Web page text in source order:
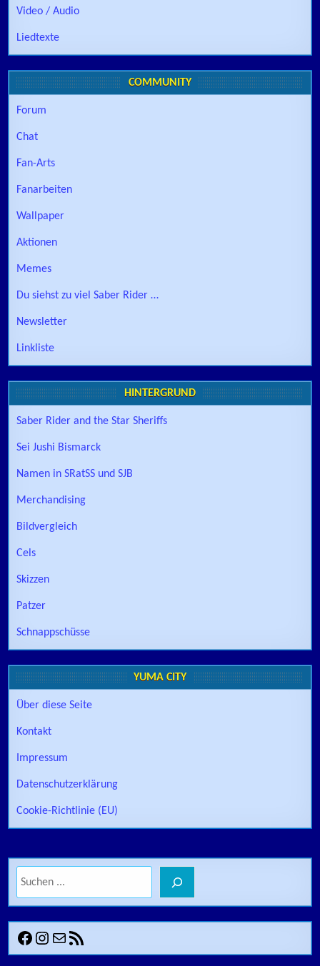
Video / Audio
Liedtexte
COMMUNITY
Forum
Chat
Fan-Arts
Fanarbeiten
Wallpaper
Aktionen
Memes
Du siehst zu viel Saber Rider …
Newsletter
Linkliste
HINTERGRUND
Saber Rider and the Star Sheriffs
Sei Jushi Bismarck
Namen in SRatSS und SJB
Merchandising
Bildvergleich
Cels
Skizzen
Patzer
Schnappschüsse
YUMA CITY
Über diese Seite
Kontakt
Impressum
Datenschutzerklärung
Cookie-Richtlinie (EU)
Facebook
Instagram
E-MailRSS-Feed